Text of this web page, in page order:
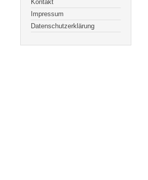
Kontakt
Impressum
Datenschutzerklärung